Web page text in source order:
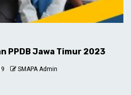
PPDB Jawa Timur 2023
SMAPA Admin